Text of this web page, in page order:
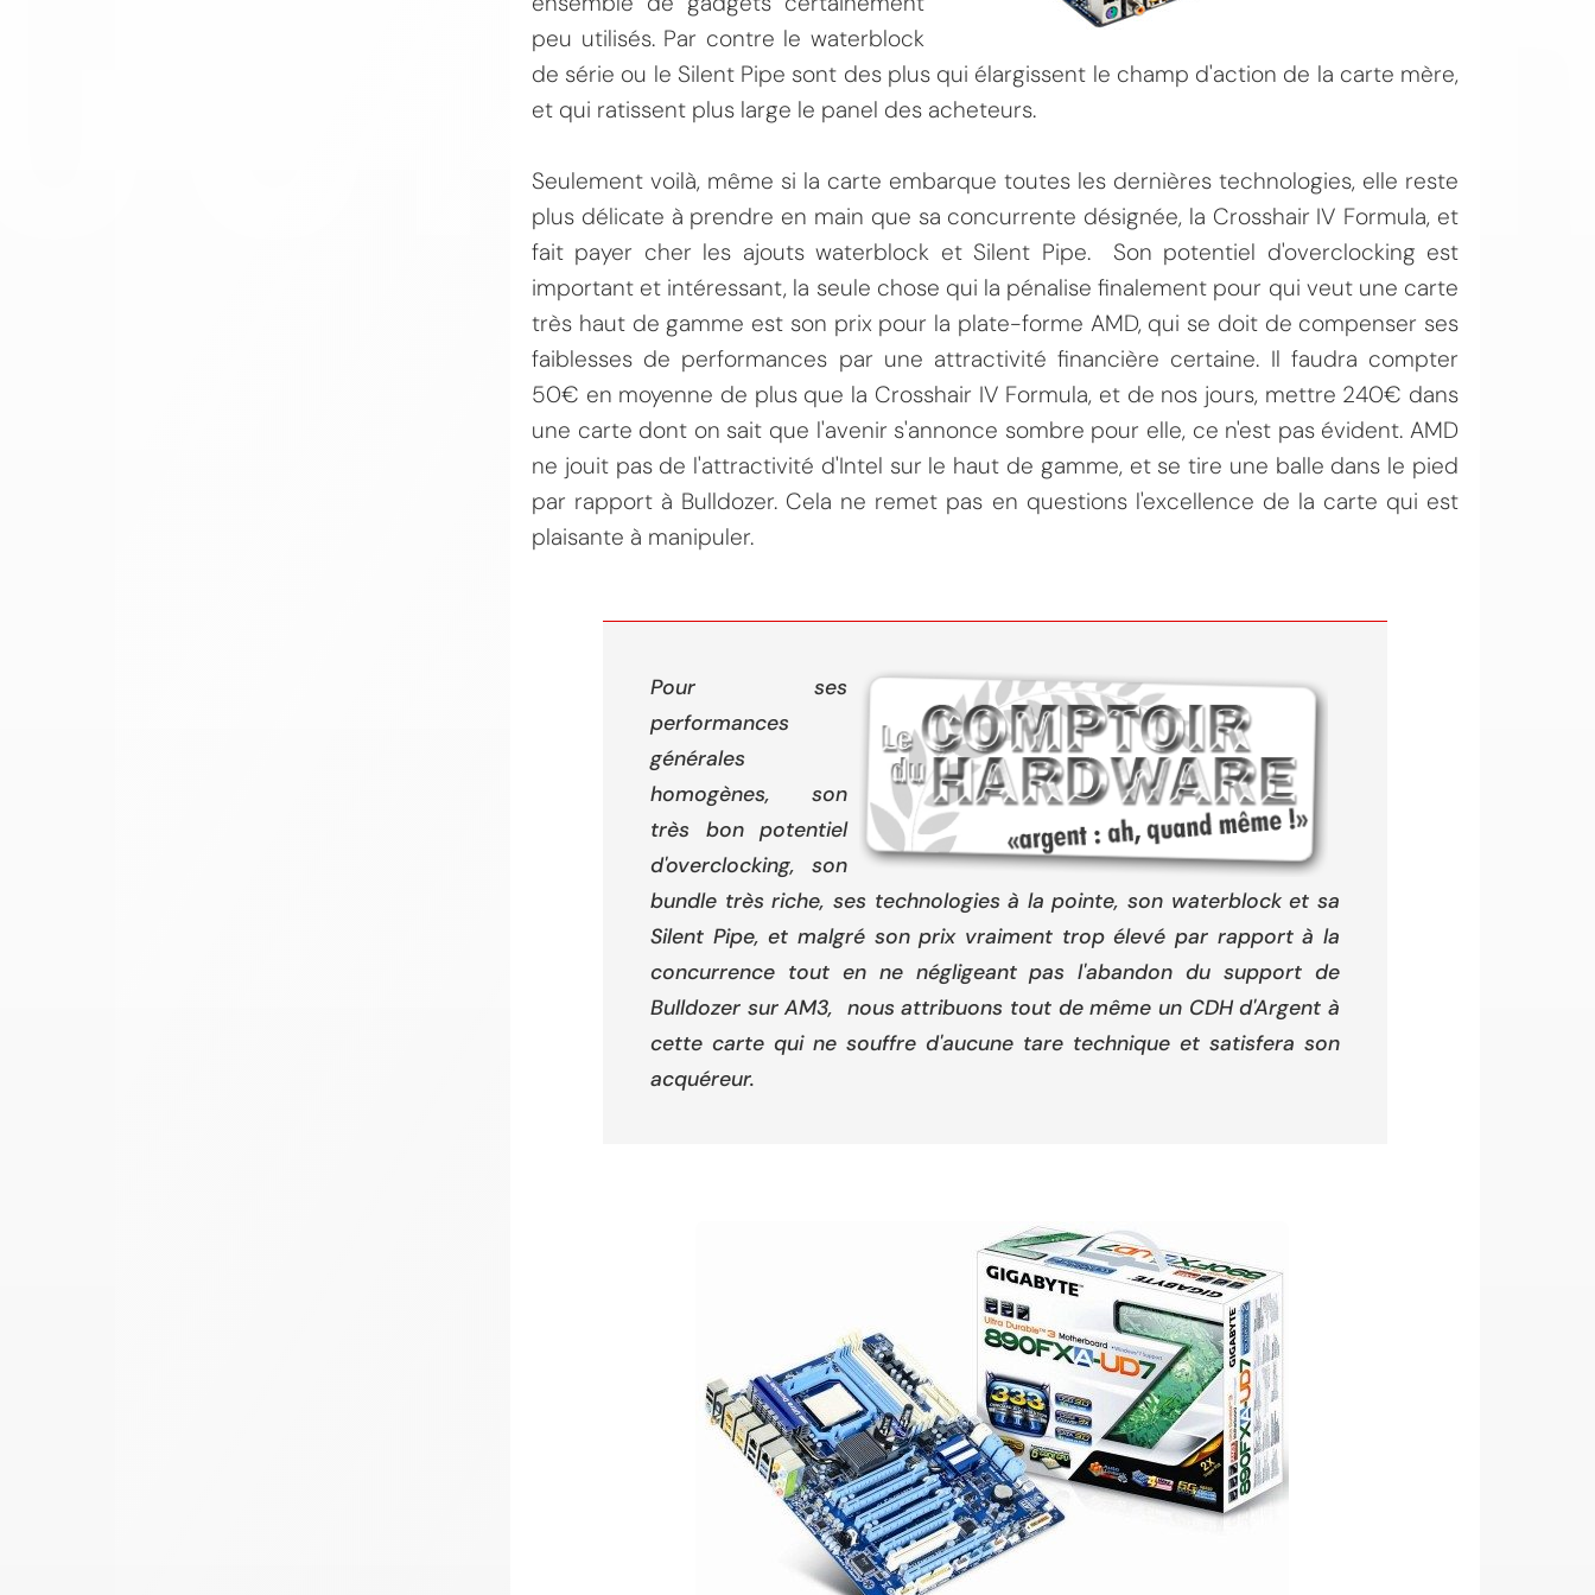
peu utilisés. Par contre le waterblock
de série ou le Silent Pipe sont des plus qui élargissent le champ d'action de la carte mère,
et qui ratissent plus large le panel des acheteurs.
Seulement voilà, même si la carte embarque toutes les dernières technologies, elle reste
plus délicate à prendre en main que sa concurrente désignée, la Crosshair IV Formula, et
fait payer cher les ajouts waterblock et Silent Pipe. Son potentiel d'overclocking est
important et intéressant, la seule chose qui la pénalise finalement pour qui veut une carte
très haut de gamme est son prix pour la plate-forme AMD, qui se doit de compenser ses
faiblesses de performances par une attractivité financière certaine. Il faudra compter
50€ en moyenne de plus que la Crosshair IV Formula, et de nos jours, mettre 240€ dans
une carte dont on sait que l'avenir s'annonce sombre pour elle, ce n'est pas évident. AMD
ne jouit pas de l'attractivité d'Intel sur le haut de gamme, et se tire une balle dans le pied
par rapport à Bulldozer. Cela ne remet pas en questions l'excellence de la carte qui est
plaisante à manipuler.
Pour ses
performances
générales
homogènes, son
très bon potentiel
d'overclocking, son
bundle très riche, ses technologies à la pointe, son waterblock et sa
Silent Pipe, et malgré son prix vraiment trop élevé par rapport à la
concurrence tout en ne négligeant pas l'abandon du support de
Bulldozer sur AM3, nous attribuons tout de même un CDH d'Argent à
cette carte qui ne souffre d'aucune tare technique et satisfera son
acquéreur.